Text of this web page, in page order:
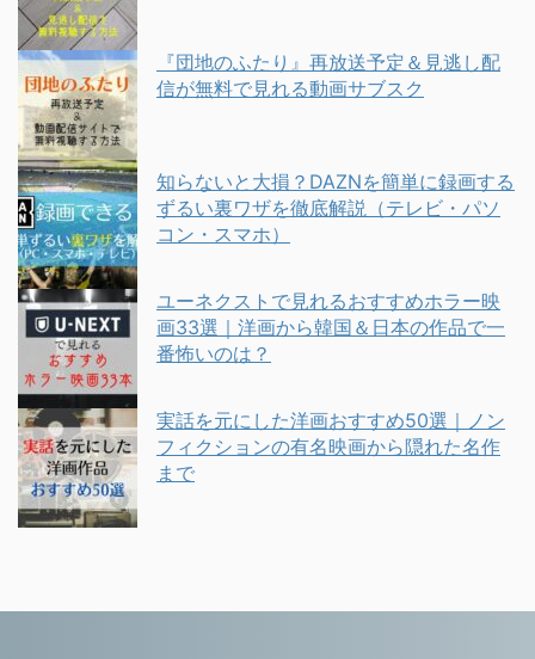
『団地のふたり』再放送予定＆見逃し配
信が無料で見れる動画サブスク
知らないと大損？DAZNを簡単に録画する
ずるい裏ワザを徹底解説（テレビ・パソ
コン・スマホ）
ユーネクストで見れるおすすめホラー映
画33選｜洋画から韓国＆日本の作品で一
番怖いのは？
実話を元にした洋画おすすめ50選｜ノン
フィクションの有名映画から隠れた名作
まで